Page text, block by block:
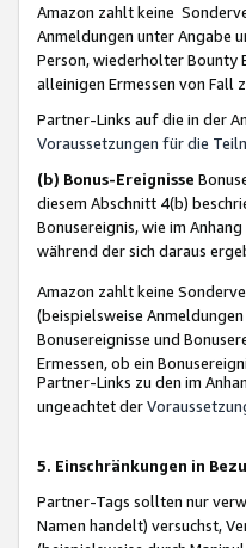
Amazon zahlt keine
Anmeldungen unter Angabe
Person, wiederholter Bounty
alleinigen Ermessen von Fall
Partner-Links auf die in der
Voraussetzungen für die
(b) Bonus-Ereignisse
diesem Abschnitt 4(b)
Bonusereignis, wie im
während der sich daraus
Amazon zahlt keine
(beispielsweise
Bonusereignisse und
Ermessen, ob ein
Partner-Links zu den im
ungeachtet der
5. Einschränkungen in
Partner-Tags sollten nur
Namen handelt) versuchst,